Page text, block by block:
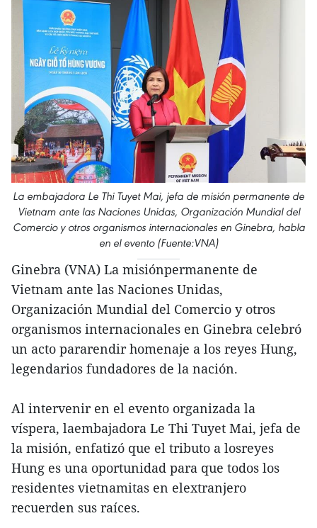
La embajadora Le Thi Tuyet Mai, jefa de misión permanente de
Vietnam ante las Naciones Unidas, Organización Mundial del
Comercio y otros organismos internacionales en Ginebra, habla
en el evento (Fuente:VNA)
Ginebra (VNA) La misiónpermanente de
Vietnam ante las Naciones Unidas,
Organización Mundial del Comercio y otros
organismos internacionales en Ginebra celebró
un acto pararendir homenaje a los reyes Hung,
legendarios fundadores de la nación.
Al intervenir en el evento organizada la
víspera, laembajadora Le Thi Tuyet Mai, jefa de
la misión, enfatizó que el tributo a losreyes
Hung es una oportunidad para que todos los
residentes vietnamitas en elextranjero
recuerden sus raíces.